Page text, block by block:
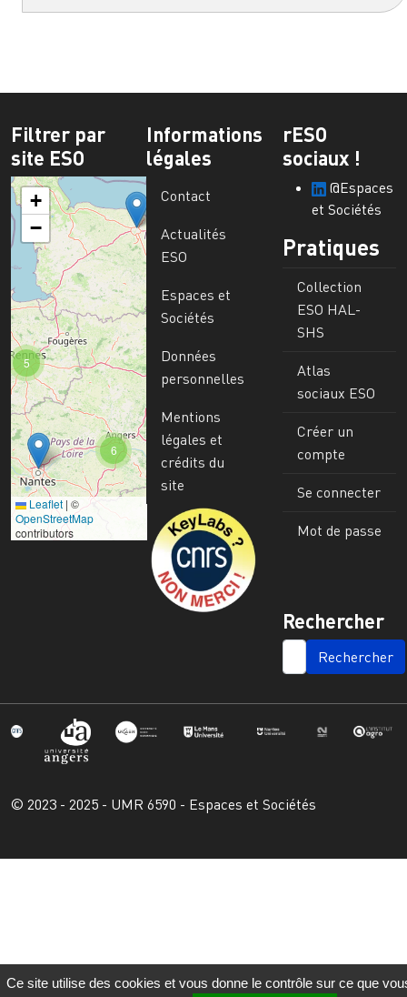
Filtrer par
site ESO
6
5
+
−
Leaflet | ©
OpenStreetMap
contributors
Informations
légales
Contact
Actualités
ESO
Espaces et
Sociétés
Données
personnelles
Mentions
légales et
crédits du
site
Image
rESO
sociaux !
@Espaces
et Sociétés
Pratiques
Collection
ESO HAL-
SHS
Atlas
sociaux ESO
Créer un
compte
Se connecter
Mot de passe
Rechercher
SEARCH
© 2023 - 2025 - UMR 6590 - Espaces et Sociétés
Ce site utilise des cookies et vous donne le contrôle sur ce que